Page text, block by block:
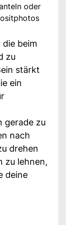
oder
beim
zu
stärkt
ein
gerade zu
nach
drehen
zu lehnen,
deine